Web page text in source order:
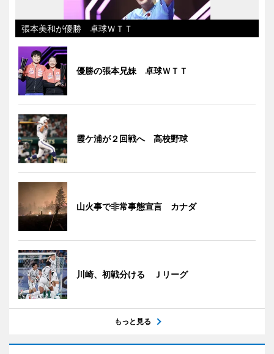
張本美和が優勝 卓球ＷＴＴ
優勝の張本兄妹 卓球ＷＴＴ
霞ケ浦が２回戦へ 高校野球
山火事で非常事態宣言 カナダ
川崎、初戦分ける Ｊリーグ
もっと見る